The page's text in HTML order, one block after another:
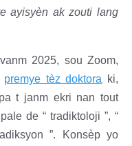
ayisyèn ak zouti lang
2025, sou Zoom,
premye tèz doktora ki,
t janm ekri nan tout
de “ tradiktoloji ”, “
”. Konsèp yo